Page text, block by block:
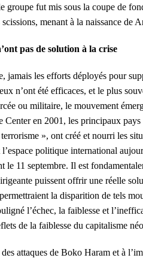
groupe fut mis sous la coupe de
menant à la naissance de
pas de solution à la crise
jamais les efforts déployés pour
n’ont été efficaces, et le plus
ou militaire, le mouvement
Center en 2001, les principaux
», ont créé et nourri les
politique international
le 11 septembre. Il est
puissent offrir une réelle
la disparition de tels
l’échec, la faiblesse et
de la faiblesse du capitalisme
attaques de Boko Haram et à